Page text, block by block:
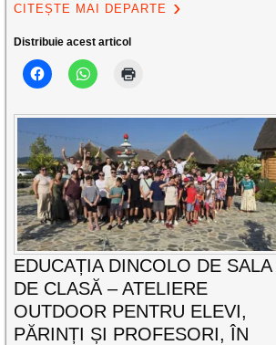
CITEȘTE MAI DEPARTE
Distribuie acest articol
EDUCAȚIA DINCOLO DE SALA
DE CLASĂ – ATELIERE
OUTDOOR PENTRU ELEVI,
PĂRINȚI ȘI PROFESORI, ÎN